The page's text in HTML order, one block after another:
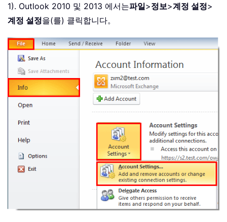
1). Outlook 2010 및 2013 에서는파일>정보>계정 설정>
계정 설정을(를) 클릭합니다。